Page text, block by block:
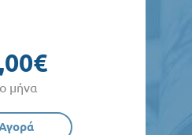
μήνα